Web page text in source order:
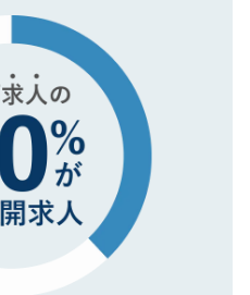
てもご安心ください。